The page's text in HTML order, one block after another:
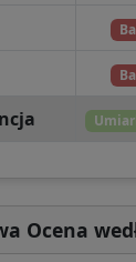
Ocena